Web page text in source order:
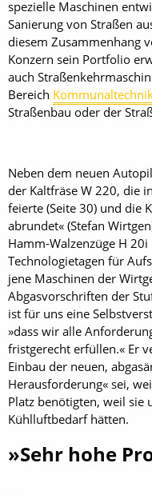
spezielle Maschinen
Sanierung von Straßen
diesem Zusammenhang
Konzern sein Portfolio
auch
Bereich
Straßenbau oder der
Neben dem neuen
der Kaltfräse W 220, die
feierte (Seite 30) und die
abrundet« (Stefan
Hamm-Walzenzüge H
Technologietagen für
jene Maschinen der
Abgasvorschriften der
ist für uns eine
»dass wir alle
fristgerecht erfüllen.« Er
Einbau der neuen,
Herausforderung« sei,
Platz benötigten, weil sie
Kühlluftbedarf hätten.
»Sehr hohe